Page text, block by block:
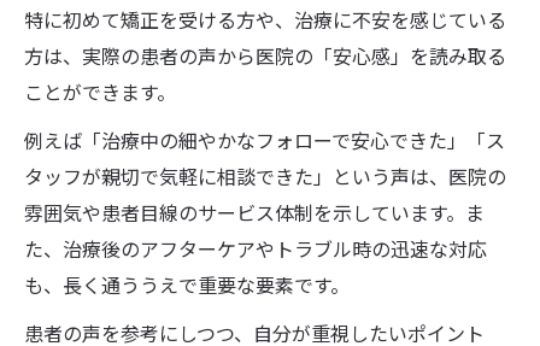
特に初めて矯正を受ける方や、治療に不安を感じている
方は、実際の患者の声から医院の「安心感」を読み取る
ことができます。
例えば「治療中の細やかなフォローで安心できた」「ス
タッフが親切で気軽に相談できた」という声は、医院の
雰囲気や患者目線のサービス体制を示しています。ま
た、治療後のアフターケアやトラブル時の迅速な対応
も、長く通ううえで重要な要素です。
患者の声を参考にしつつ、自分が重視したいポイント